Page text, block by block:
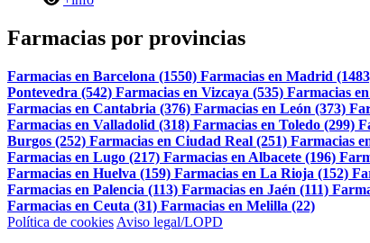
Farmacias por provincias
Farmacias en Barcelona (1550) Farmacias en Madrid
Pontevedra (542) Farmacias en Vizcaya (535) Farmacias
Farmacias en Cantabria (376) Farmacias en León (373)
Farmacias en Valladolid (318) Farmacias en Toledo (299)
Burgos (252) Farmacias en Ciudad Real (251) Farmacias
Farmacias en Lugo (217) Farmacias en Albacete (196)
Farmacias en Huelva (159) Farmacias en La Rioja (152)
Farmacias en Palencia (113) Farmacias en Jaén (111)
Farmacias en Ceuta (31) Farmacias en Melilla (22)
Política de cookies Aviso legal/LOPD